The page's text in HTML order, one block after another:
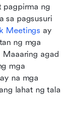
pagpirma ng
sa pagsusuri
Meetings ay
ng mga
Maaaring agad
mga
na mga
lahat ng tala